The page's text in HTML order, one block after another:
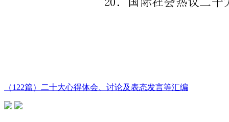
（122篇）二十大心得体会、讨论及表态发言等汇编